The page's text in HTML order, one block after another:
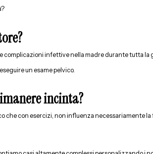
complicazioni infettive nella madre durante tutta la
un esame pelvico.
incinta?
che con esercizi, non influenza necessariamente